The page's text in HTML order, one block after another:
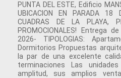
PUNTA DEL ESTE, Edificio
UBICACION EN PARADA
CUADRAS DE LA PLAYA,
PROMOCIONALES! Entrega
2026- TIPOLOGIAS:
Dormitorios Propuestas
la par de una excelente
terminaciones Las
amplitud, sus amplios